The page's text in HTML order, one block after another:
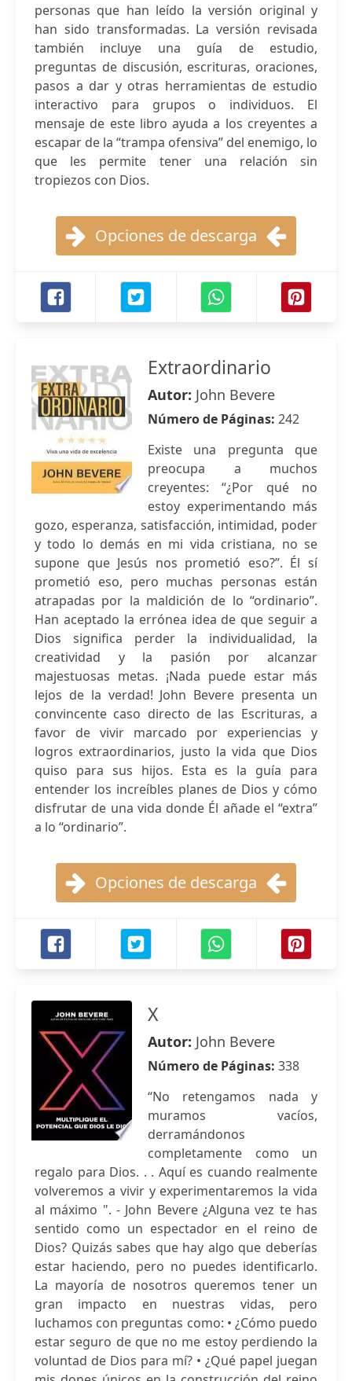
personas que han leído la versión original y
han sido transformadas. La versión revisada
también incluye una guía de estudio,
preguntas de discusión, escrituras, oraciones,
pasos a dar y otras herramientas de estudio
interactivo para grupos o individuos. El
mensaje de este libro ayuda a los creyentes a
escapar de la “trampa ofensiva” del enemigo, lo
que les permite tener una relación sin
tropiezos con Dios.
Opciones de descarga
Extraordinario
Autor: John Bevere
Número de Páginas: 242
Existe una pregunta que
preocupa a muchos
creyentes: “¿Por qué no
estoy experimentando más
gozo, esperanza, satisfacción, intimidad, poder
y todo lo demás en mi vida cristiana, no se
supone que Jesús nos prometió eso?”. Él sí
prometió eso, pero muchas personas están
atrapadas por la maldición de lo “ordinario”.
Han aceptado la errónea idea de que seguir a
Dios significa perder la individualidad, la
creatividad y la pasión por alcanzar
majestuosas metas. ¡Nada puede estar más
lejos de la verdad! John Bevere presenta un
convincente caso directo de las Escrituras, a
favor de vivir marcado por experiencias y
logros extraordinarios, justo la vida que Dios
quiso para sus hijos. Esta es la guía para
entender los increíbles planes de Dios y cómo
disfrutar de una vida donde Él añade el “extra”
a lo “ordinario”.
Opciones de descarga
X
Autor: John Bevere
Número de Páginas: 338
“No retengamos nada y
muramos vacíos,
derramándonos
completamente como un
regalo para Dios. . . Aquí es cuando realmente
volveremos a vivir y experimentaremos la vida
al máximo ". - John Bevere ¿Alguna vez te has
sentido como un espectador en el reino de
Dios? Quizás sabes que hay algo que deberías
estar haciendo, pero no puedes identificarlo.
La mayoría de nosotros queremos tener un
gran impacto en nuestras vidas, pero
luchamos con preguntas como: • ¿Cómo puedo
estar seguro de que no me estoy perdiendo la
voluntad de Dios para mí? • ¿Qué papel juegan